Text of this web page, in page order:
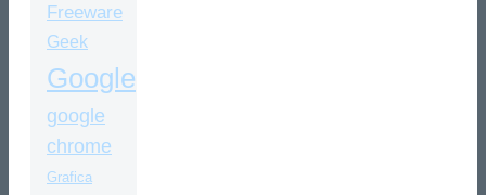
Freeware
Geek
Google
google
chrome
Grafica